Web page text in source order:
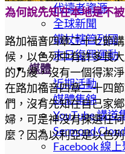
代禱者資源
全球新聞
鐵杖轄管列國
末日復興運動
媒體
近期活動
媒體集錦
YouTube 講道
Sermond
Facebook 線
為何說先知在本地是不
路加福音四章二十七節
候，以色列中有許多長
的乃縵，沒有一個得潔
在路加福音四章二十四
們，沒有先知在自己家
婦，可是神沒有揀選任
麼？因為以利亞是以色